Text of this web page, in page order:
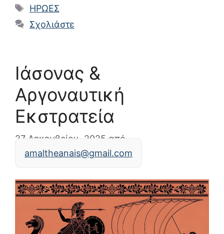
Ετικέτες
ΗΡΩΕΣ
Σχολιάστε
Ιάσονας &
Αργοναυτική
Εκστρατεία
27 Δεκεμβρίου, 2025 από
amaltheanais@gmail.com